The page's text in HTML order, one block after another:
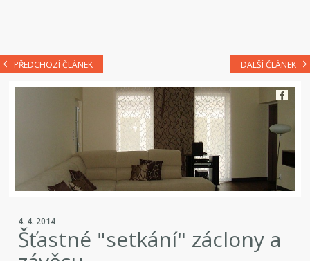
PŘEDCHOZÍ ČLÁNEK DALŠÍ ČLÁNEK
4. 4. 2014
Šťastné "setkání" záclony a